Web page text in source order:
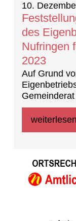
10.
des
Nufringen
2023
Auf Grund
weiterlesen